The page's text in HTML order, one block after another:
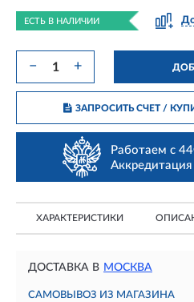
ЕСТЬ В НАЛИЧИИ
− +
ЗАПРОСИТЬ СЧЕТ /
Работаем с
ХАРАКТЕРИСТИКИ
ДОСТАВКА В МОСКВА
САМОВЫВОЗ ИЗ МАГАЗИНА